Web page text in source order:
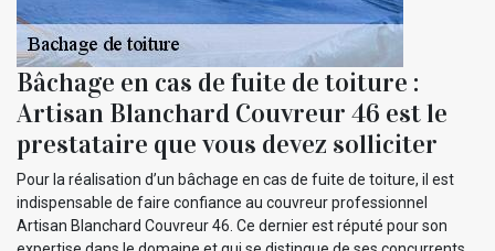
Bâchage en cas de fuite de toiture :
Artisan Blanchard Couvreur 46 est le
prestataire que vous devez solliciter
Pour la réalisation d’un bâchage en cas de fuite de toiture, il est
indispensable de faire confiance au couvreur professionnel
Artisan Blanchard Couvreur 46. Ce dernier est réputé pour son